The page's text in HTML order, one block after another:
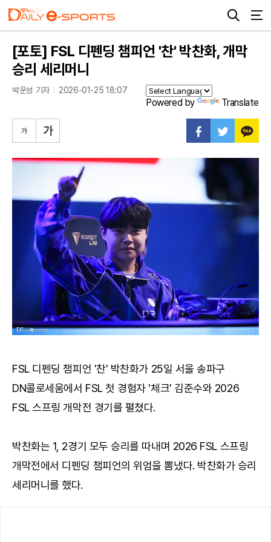
[포토] FSL 디펜딩 챔피언 '찬' 박찬화, 개막
승리 세리머니
박운성 기자 2026-01-25 18:07
Powered by Translate
FSL 디펜딩 챔피언 '찬' 박찬화가 25일 서울 송파구
DN콜로세움에서 FSL 첫 경험자 '체크' 김준수와 2026
FSL 스프링 개막전 경기를 펼쳤다.
박찬화는 1, 2경기 모두 승리를 따내며 2026 FSL 스프링
개막전에서 디펜딩 챔피언의 위엄을 뽐냈다. 박찬화가 승리
세리머니를 했다.